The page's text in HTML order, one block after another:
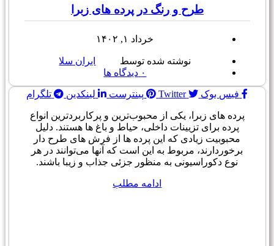
طرح و رنگ در پرده های زبرا
خرداد ۱, ۱۴۰۲
نوشته شده توسط
ایران سلا
۰ دیدگاه ها
فیس بوک Twitter پینترست لینکدین تلگرام
پرده های زبرا، یکی از محبوب‌ترین و پرکاربردترین انواع
پرده برای تزیینات داخلی، حیاط و باغ ها هستند. دلیل
محبوبیت زیادی که این پرده ها از فرش های طرح دار
برخوردارند، مربوط به این است که آنها می‌توانند در هر
نوع دکوراسیونی به منظور جزئی جذاب و زیبا باشند.
ادامه مطلب